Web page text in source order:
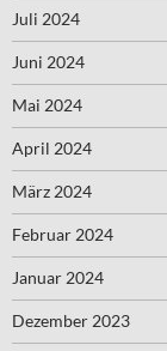
Juli 2024
Juni 2024
Mai 2024
April 2024
März 2024
Februar 2024
Januar 2024
Dezember 2023